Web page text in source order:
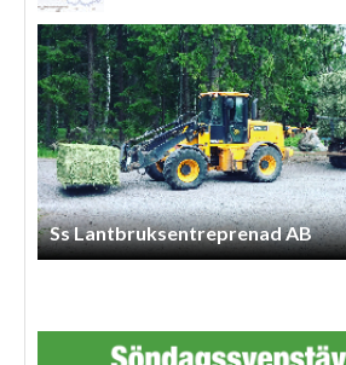
S H Jord Och Skog